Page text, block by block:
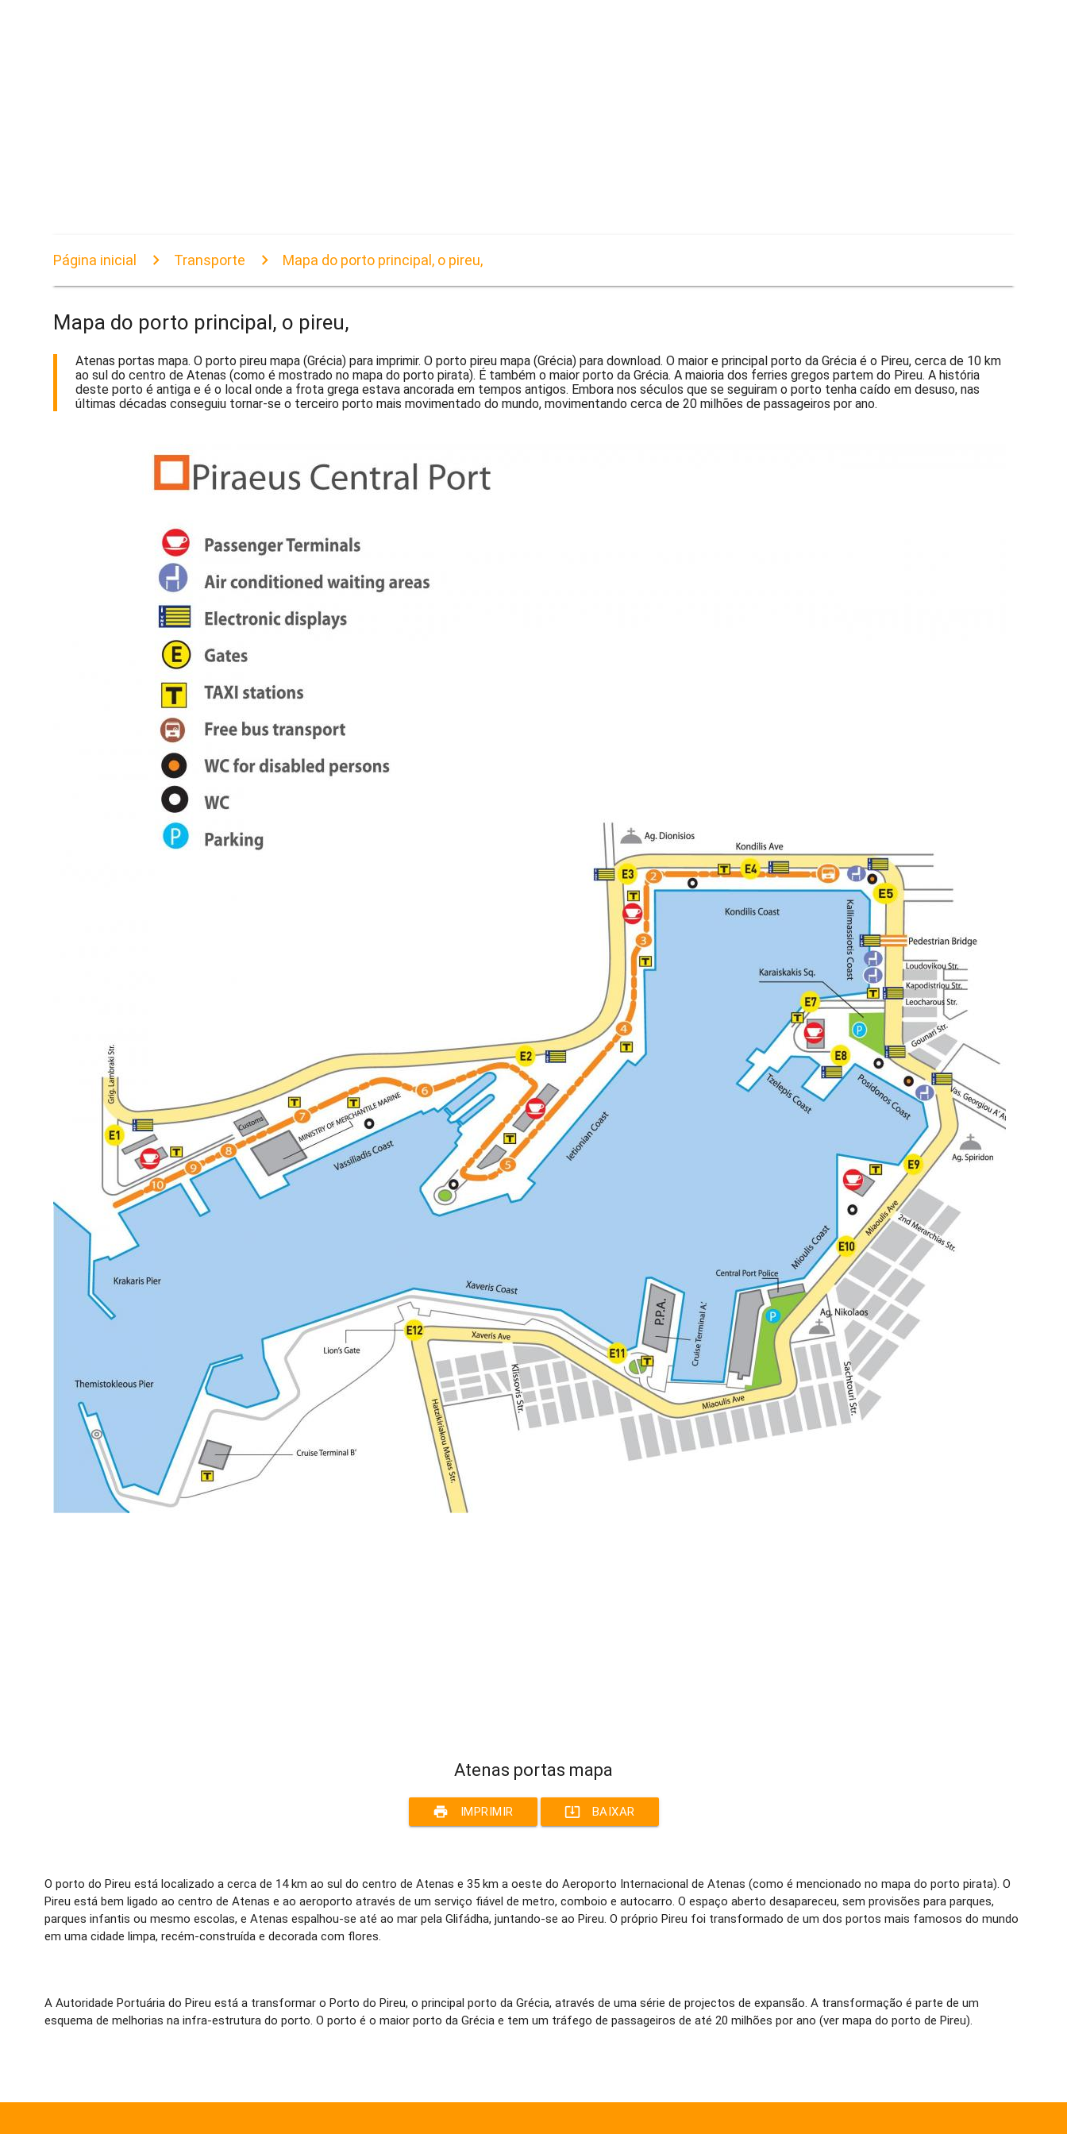
Página inicial Transporte Mapa do porto principal, o pireu,
Mapa do porto principal, o pireu,
Atenas portas mapa. O porto pireu mapa (Grécia) para imprimir. O porto pireu mapa (Grécia) para download. O maior e principal porto da Grécia é o Pireu, cerca de 10 km
ao sul do centro de Atenas (como é mostrado no mapa do porto pirata). É também o maior porto da Grécia. A maioria dos ferries gregos partem do Pireu. A história
deste porto é antiga e é o local onde a frota grega estava ancorada em tempos antigos. Embora nos séculos que se seguiram o porto tenha caído em desuso, nas
últimas décadas conseguiu tornar-se o terceiro porto mais movimentado do mundo, movimentando cerca de 20 milhões de passageiros por ano.
Atenas portas mapa
print IMPRIMIR system_update_alt BAIXAR
O porto do Pireu está localizado a cerca de 14 km ao sul do centro de Atenas e 35 km a oeste do Aeroporto Internacional de Atenas (como é mencionado no mapa do porto pirata). O
Pireu está bem ligado ao centro de Atenas e ao aeroporto através de um serviço fiável de metro, comboio e autocarro. O espaço aberto desapareceu, sem provisões para parques,
parques infantis ou mesmo escolas, e Atenas espalhou-se até ao mar pela Glifádha, juntando-se ao Pireu. O próprio Pireu foi transformado de um dos portos mais famosos do mundo
em uma cidade limpa, recém-construída e decorada com flores.
A Autoridade Portuária do Pireu está a transformar o Porto do Pireu, o principal porto da Grécia, através de uma série de projectos de expansão. A transformação é parte de um
esquema de melhorias na infra-estrutura do porto. O porto é o maior porto da Grécia e tem um tráfego de passageiros de até 20 milhões por ano (ver mapa do porto de Pireu).